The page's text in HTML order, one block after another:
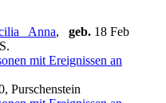
Anna, geb. 18 Feb
Purschenstein